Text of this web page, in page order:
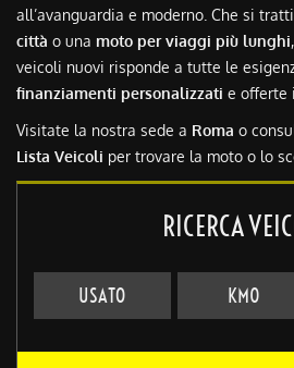
all’avanguardia e moderno. Che si
città o una moto per viaggi più lunghi
veicoli nuovi risponde a tutte le
finanziamenti personalizzati e offerte
Visitate la nostra sede a Roma o
Lista Veicoli per trovare la moto o lo
RICERCA
USATO KM0